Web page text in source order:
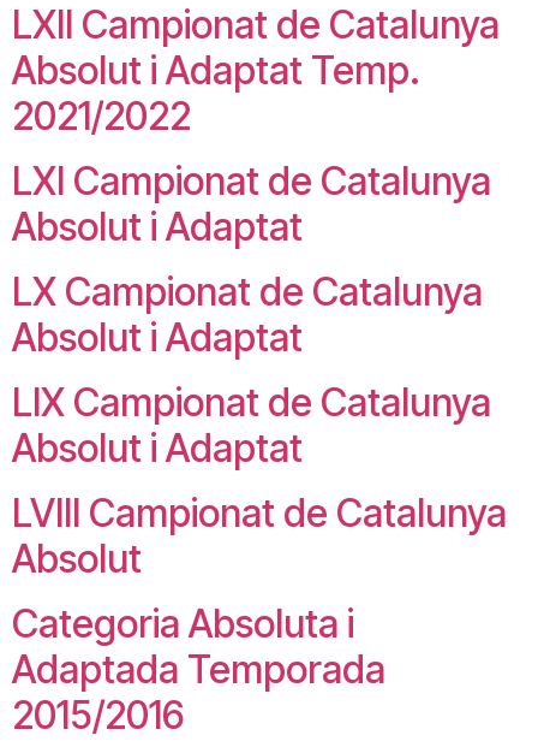
LXII Campionat de Catalunya
Absolut i Adaptat Temp.
2021/2022
LXI Campionat de Catalunya
Absolut i Adaptat
LX Campionat de Catalunya
Absolut i Adaptat
LIX Campionat de Catalunya
Absolut i Adaptat
LVIII Campionat de Catalunya
Absolut
Categoria Absoluta i
Adaptada Temporada
2015/2016